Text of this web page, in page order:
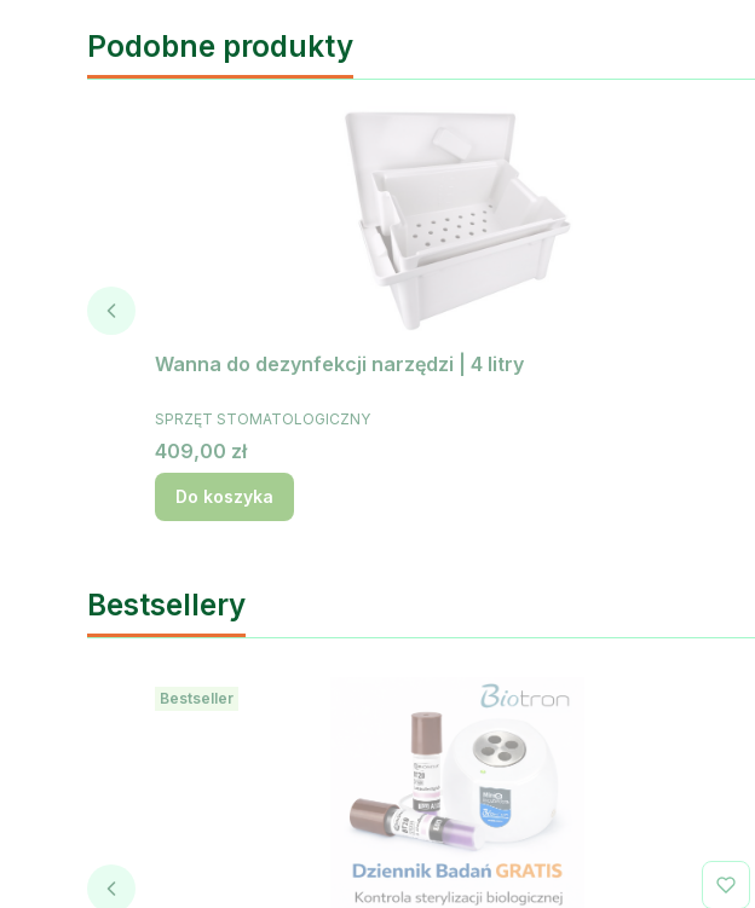
Podobne produkty
Wanna do dezynfekcji narzędzi | 4 litry
PRODUCENT
SPRZĘT STOMATOLOGICZNY
Cena
409,00 zł
Do koszyka
Bestsellery
Bestseller